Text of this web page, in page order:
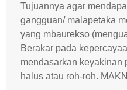
Tujuannya agar
gangguan/ malapetaka
yang mbaurekso
Berakar pada
mendasarkan keyakinan
halus atau roh-roh.